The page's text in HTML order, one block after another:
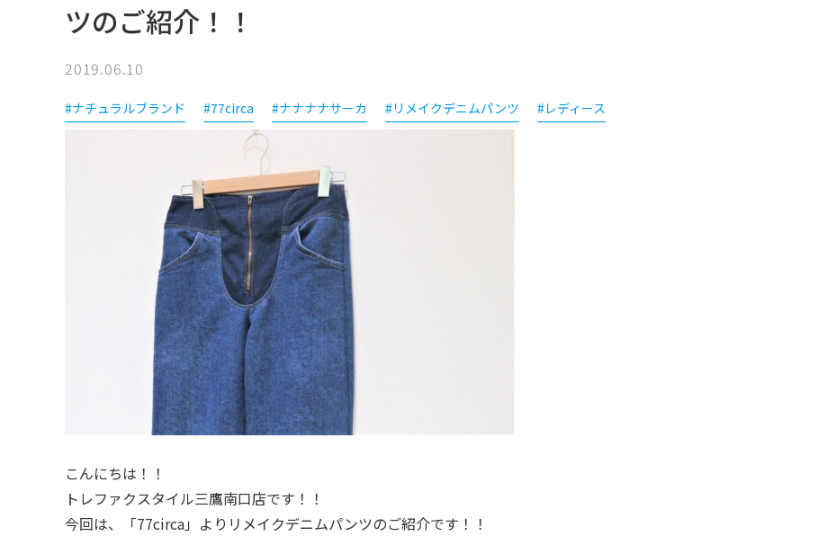
ツのご紹介！！
2019.06.10
#ナチュラルブランド #77circa #ナナナナサーカ #リメイクデニムパンツ #レディース
こんにちは！！
トレファクスタイル三鷹南口店です！！
今回は、「77circa」よりリメイクデニムパンツのご紹介です！！